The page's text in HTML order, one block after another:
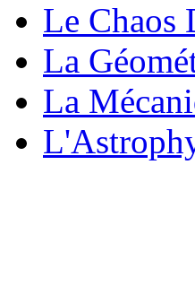
Le Chaos
La
La